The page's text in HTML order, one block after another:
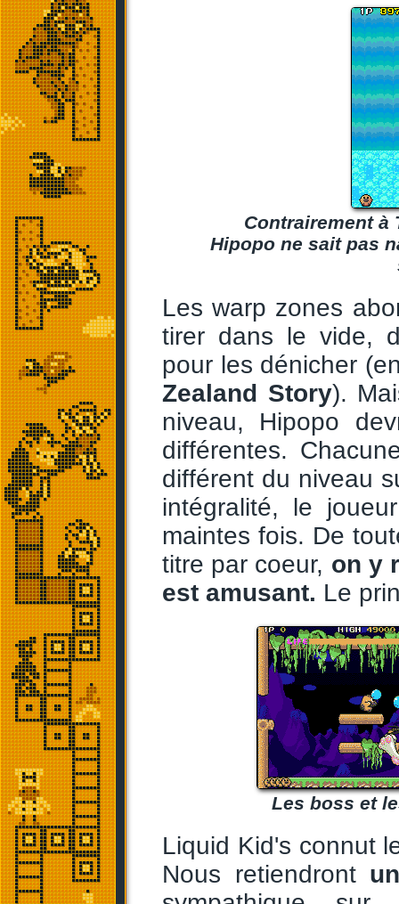
Contrairement à
Hipopo ne sait pas
Les warp zones
tirer dans le vide,
pour les dénicher
Zealand Story).
niveau, Hipopo
différentes.
différent du niveau
intégralité, le
maintes fois. De
titre par coeur, on y
est amusant. Le
Les boss et
Liquid Kid's connut
Nous retiendront